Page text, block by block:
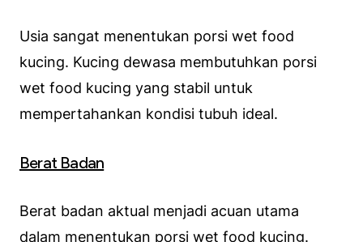
Usia sangat menentukan porsi wet food
kucing. Kucing dewasa membutuhkan porsi
wet food kucing yang stabil untuk
mempertahankan kondisi tubuh ideal.
Berat Badan
Berat badan aktual menjadi acuan utama
dalam menentukan porsi wet food kucing.